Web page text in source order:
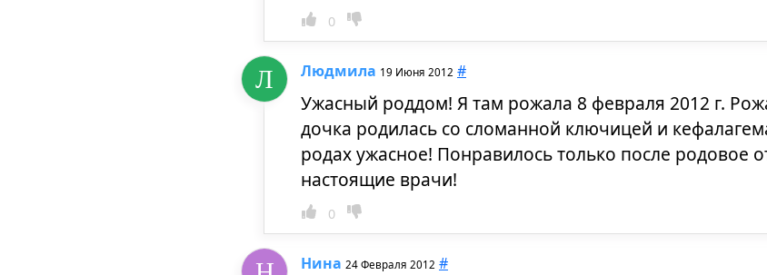
0
Людмила 19 Июня 2012 #
Ужасный роддом! Я там рожала 8 февраля 2012 г.
дочка родилась со сломанной ключицей и
родах ужасное! Понравилось только после родовое
настоящие врачи!
0
Нина 24 Февраля 2012 #